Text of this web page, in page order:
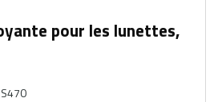
pour les lunettes,
S470